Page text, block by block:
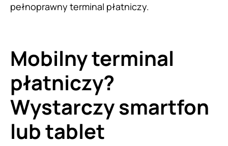
pełnoprawny terminal płatniczy.
Mobilny terminal
płatniczy?
Wystarczy smartfon
lub tablet